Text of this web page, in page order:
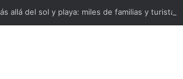
allá del sol y playa: miles de familias y turistas